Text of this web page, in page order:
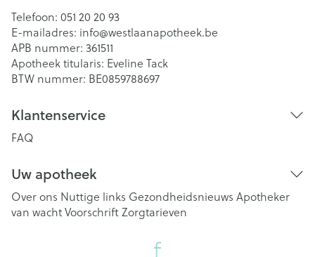
Telefoon: 051 20 20 93
E-mailadres: info@westlaanapotheek.be
APB nummer: 361511
Apotheek titularis: Eveline Tack
BTW nummer: BE0859788697
Klantenservice
FAQ
Uw apotheek
Over ons Nuttige links Gezondheidsnieuws Apotheker
van wachtVoorschriftZorgtarieven